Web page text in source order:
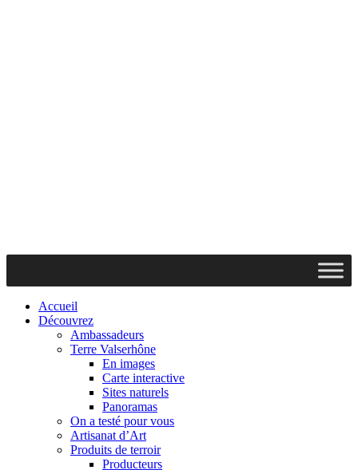
Accueil
Découvrez
Ambassadeurs
Terre Valserhône
En images
Carte interactive
Sites naturels
Panoramas
On a testé pour vous
Artisanat d’Art
Produits de terroir
Producteurs